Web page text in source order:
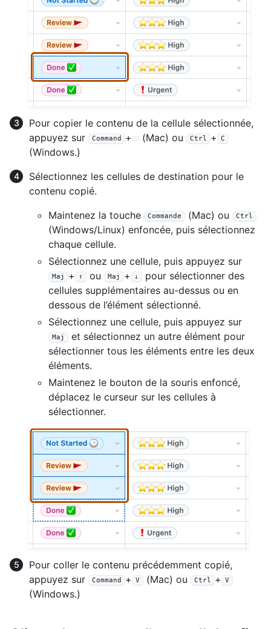
Pour copier le contenu de la cellule sélectionnée,
appuyez sur
Command + (Mac) ou Ctrl + C
(Windows.)
Sélectionnez les cellules de destination pour le
contenu copié.
Maintenez la touche
Commande (Mac) ou Ctrl
(Windows/Linux) enfoncée, puis sélectionnez
chaque cellule.
Sélectionnez une cellule, puis appuyez sur
Maj + ↑ ou Maj + ↓
pour sélectionner des
cellules supplémentaires au-dessus ou en
dessous de l’élément sélectionné.
Sélectionnez une cellule, puis appuyez sur
Maj
et sélectionnez un autre élément pour
sélectionner tous les éléments entre les deux
éléments.
Maintenez le bouton de la souris enfoncé,
déplacez le curseur sur les cellules à
sélectionner.
Pour coller le contenu précédemment copié,
appuyez sur
Command + V (Mac) ou Ctrl + V
(Windows.)